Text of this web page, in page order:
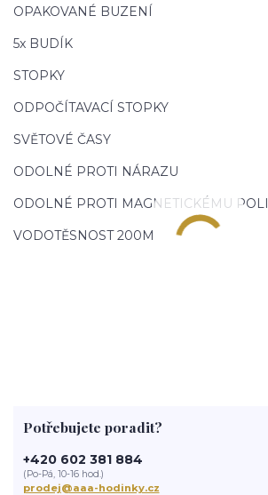
OPAKOVANÉ BUZENÍ
5x BUDÍK
STOPKY
ODPOČÍTAVACÍ STOPKY
SVĚTOVÉ ČASY
ODOLNÉ PROTI NÁRAZU
ODOLNÉ PROTI MAGNETICKÉMU POLI
VODOTĚSNOST 200M
Potřebujete poradit?
+420 602 381 884
(Po-Pá, 10-16 hod.)
prodej@aaa-hodinky.cz